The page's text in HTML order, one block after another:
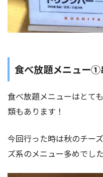
食べ放題メニュー①
食べ放題メニューはとて
類もあります！
今回行った時は秋のチー
ズ系のメニュー多めでし